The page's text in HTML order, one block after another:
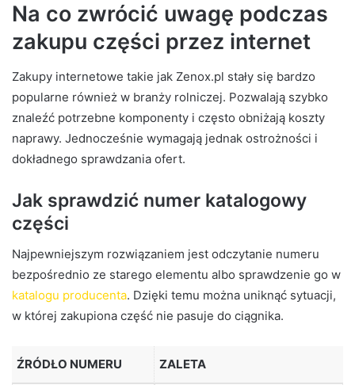
Na co zwrócić uwagę podczas
zakupu części przez internet
Zakupy internetowe takie jak Zenox.pl stały się bardzo
popularne również w branży rolniczej. Pozwalają szybko
znaleźć potrzebne komponenty i często obniżają koszty
naprawy. Jednocześnie wymagają jednak ostrożności i
dokładnego sprawdzania ofert.
Jak sprawdzić numer katalogowy
części
Najpewniejszym rozwiązaniem jest odczytanie numeru
bezpośrednio ze starego elementu albo sprawdzenie go w
katalogu producenta. Dzięki temu można uniknąć sytuacji,
w której zakupiona część nie pasuje do ciągnika.
ŹRÓDŁO NUMERU ZALETA